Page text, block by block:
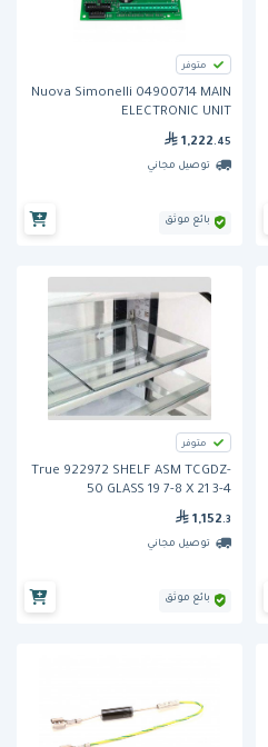
متوفر
Nuova Simonelli 04900714 MAIN
ELECTRONIC UNIT
1,222 .45
توصيل مجاني
بائع موثق
متوفر
True 922972 SHELF ASM TCGDZ-
50 GLASS 19 7-8 X 21 3-4
1,152 .3
توصيل مجاني
بائع موثق